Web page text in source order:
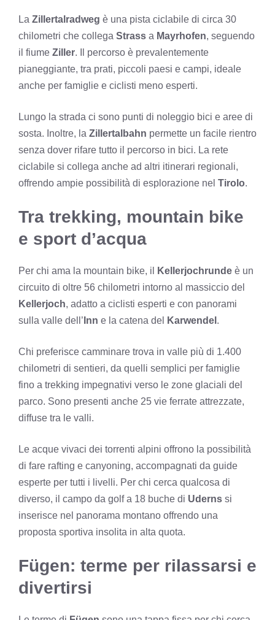
La Zillertalradweg è una pista ciclabile di circa 30
chilometri che collega Strass a Mayrhofen, seguendo
il fiume Ziller. Il percorso è prevalentemente
pianeggiante, tra prati, piccoli paesi e campi, ideale
anche per famiglie e ciclisti meno esperti.
Lungo la strada ci sono punti di noleggio bici e aree di
sosta. Inoltre, la Zillertalbahn permette un facile rientro
senza dover rifare tutto il percorso in bici. La rete
ciclabile si collega anche ad altri itinerari regionali,
offrendo ampie possibilità di esplorazione nel Tirolo.
Tra trekking, mountain bike
e sport d’acqua
Per chi ama la mountain bike, il Kellerjochrunde è un
circuito di oltre 56 chilometri intorno al massiccio del
Kellerjoch, adatto a ciclisti esperti e con panorami
sulla valle dell’ Inn e la catena del Karwendel .
Chi preferisce camminare trova in valle più di 1.400
chilometri di sentieri, da quelli semplici per famiglie
fino a trekking impegnativi verso le zone glaciali del
parco. Sono presenti anche 25 vie ferrate attrezzate,
diffuse tra le valli.
Le acque vivaci dei torrenti alpini offrono la possibilità
di fare rafting e canyoning, accompagnati da guide
esperte per tutti i livelli. Per chi cerca qualcosa di
diverso, il campo da golf a 18 buche di Uderns si
inserisce nel panorama montano offrendo una
proposta sportiva insolita in alta quota.
Fügen: terme per rilassarsi e
divertirsi